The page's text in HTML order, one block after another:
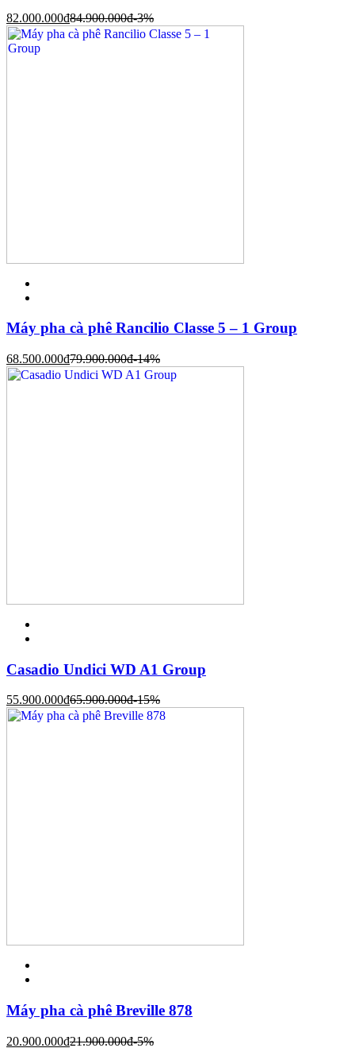
82.000.000đ84.900.000đ-3%
Máy pha cà phê Rancilio Classe 5 – 1 Group
68.500.000đ79.900.000đ-14%
Casadio Undici WD A1 Group
55.900.000đ65.900.000đ-15%
Máy pha cà phê Breville 878
20.900.000đ21.900.000đ-5%